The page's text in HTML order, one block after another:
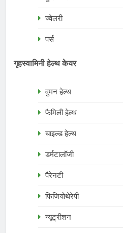
ज्वेलरी
पर्स
गृहस्वामिनी हेल्थ केयर
वुमन हेल्थ
फैमिली हेल्थ
चाइल्ड हेल्थ
डर्मटालॉजी
पैरेनटी
फिजियोथेरेपी
न्यूट्रीशन